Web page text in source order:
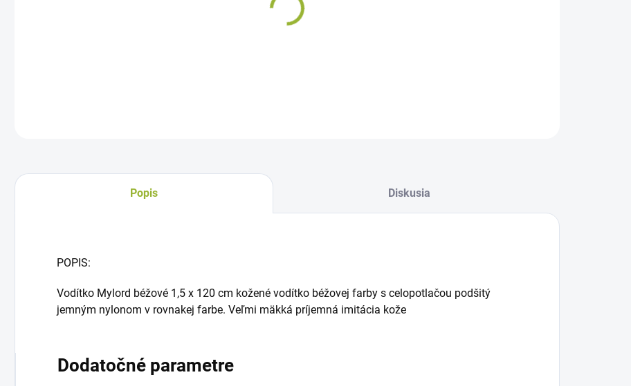
Popis Diskusia
POPIS:
Vodítko Mylord béžové 1,5 x 120 cm kožené vodítko béžovej farby s celopotlačou podšitý
jemným nylonom v rovnakej farbe. Veľmi mäkká príjemná imitácia kože
Dodatočné parametre